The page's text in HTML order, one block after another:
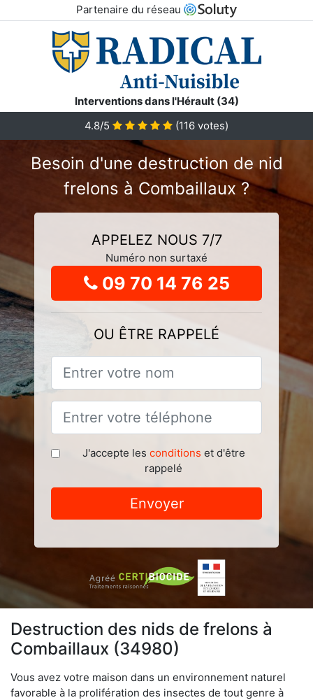
Partenaire du réseau
Interventions dans l'Hérault (34)
4.8/5 (116 votes)
Besoin d'une destruction de nid
frelons à Combaillaux ?
APPELEZ NOUS 7/7
Numéro non surtaxé
09 70 14 76 25
OU ÊTRE RAPPELÉ
J'accepte les conditions et d'être
rappelé
Envoyer
Destruction des nids de frelons à
Combaillaux (34980)
Vous avez votre maison dans un environnement naturel
favorable à la prolifération des insectes de tout genre à